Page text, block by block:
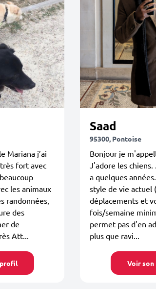
Mariana j’ai
fort avec
les animaux
randonnées,
des
de
Att...
Saad
95300, Pontoise
Bonjour je
J'adore les
a quelques
style de vie actuel
déplacements et
fois/semaine
permet pas d'en
plus que ravi...
Voir